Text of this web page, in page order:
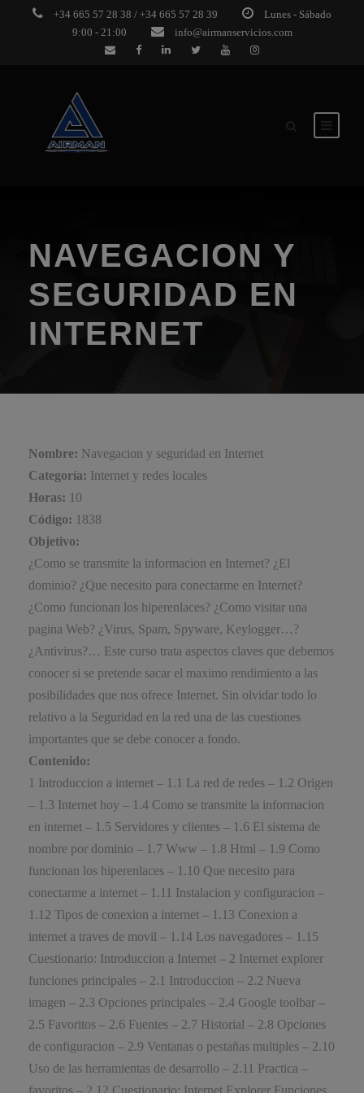
+34 665 57 28 38 / +34 665 57 28 39
Lunes - Sábado
9:00 - 21:00
info@airmanservicios.com
NAVEGACION Y
SEGURIDAD EN
INTERNET
Nombre: Navegacion y seguridad en Internet
Categoría: Internet y redes locales
Horas: 10
Código: 1838
Objetivo:
¿Como se transmite la informacion en Internet? ¿El
dominio? ¿Que necesito para conectarme en Internet?
¿Como funcionan los hiperenlaces? ¿Como visitar una
pagina Web? ¿Virus, Spam, Spyware, Keylogger…?
¿Antivirus?… Este curso trata aspectos claves que debemos
conocer si se pretende sacar el maximo rendimiento a las
posibilidades que nos ofrece Internet. Sin olvidar todo lo
relativo a la Seguridad en la red una de las cuestiones
importantes que se debe conocer a fondo.
Contenido:
1 Introduccion a internet – 1.1 La red de redes – 1.2 Origen
– 1.3 Internet hoy – 1.4 Como se transmite la informacion
en internet – 1.5 Servidores y clientes – 1.6 El sistema de
nombre por dominio – 1.7 Www – 1.8 Html – 1.9 Como
funcionan los hiperenlaces – 1.10 Que necesito para
conectarme a internet – 1.11 Instalacion y configuracion –
1.12 Tipos de conexion a internet – 1.13 Conexion a
internet a traves de movil – 1.14 Los navegadores – 1.15
Cuestionario: Introduccion a Internet – 2 Internet explorer
funciones principales – 2.1 Introduccion – 2.2 Nueva
imagen – 2.3 Opciones principales – 2.4 Google toolbar –
2.5 Favoritos – 2.6 Fuentes – 2.7 Historial – 2.8 Opciones
de configuracion – 2.9 Ventanas o pestañas multiples – 2.10
Uso de las herramientas de desarrollo – 2.11 Practica –
favoritos – 2.12 Cuestionario: Internet Explorer Funciones